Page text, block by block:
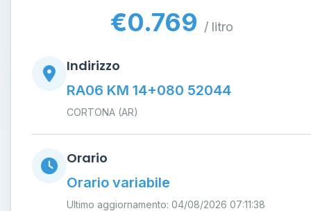
€0.769 / litro
Indirizzo
RA06 KM 14+080 52044
CORTONA (AR)
Orario
Orario variabile
Ultimo aggiornamento: 04/08/2026 07:11:38